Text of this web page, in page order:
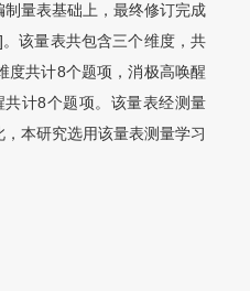
量表基础上，最终修订完成
该量表共包含三个维度，共
度共计8个题项，消极高唤醒
计8个题项。该量表经测量
本研究选用该量表测量学习